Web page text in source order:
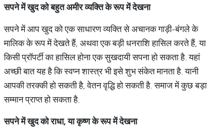
सपनेमेंखुदकोबहुतअमीरव्यक्तिकेरूपमेंदेखना
सपने में आप खुद को एक साधारण व्यक्ति से अचानक गाड़ी-बंगले के
मालिक के रूप में देखते हैं, अथवा एक बड़ी धनराशि हासिल करते हैं, या
किसी प्रॉपर्टी का हासिल होना एक सुखदायी सपना हो सकता है. यहां
अच्छी बात यह है कि स्वप्न शास्त्र भी इसे शुभ संकेत मानता है. यानी
आपकी तरक्की हो सकती है, वेतन वृद्धि हो सकती है. समाज में कुछ बड़ा
सम्मान प्राप्त हो सकता है.
सपनेमेंखुदकोराधा,याकृष्णकेरूपमेंदेखना